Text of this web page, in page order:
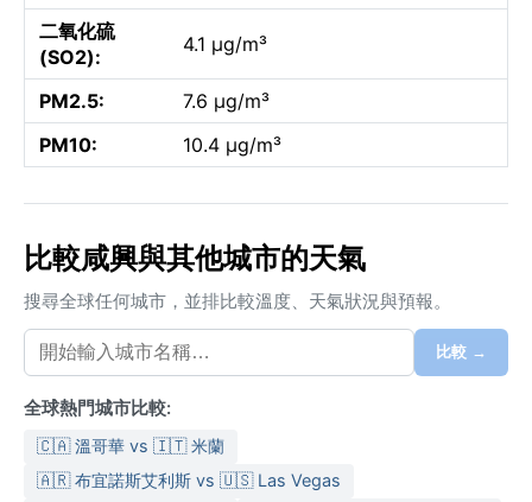
二氧化硫
(SO2):
4.1 µg/m³
PM2.5:
7.6 µg/m³
PM10:
10.4 µg/m³
比較咸興與其他城市的天氣
搜尋全球任何城市，並排比較溫度、天氣狀況與預報。
比較 →
全球熱門城市比較:
🇨🇦 溫哥華 vs 🇮🇹 米蘭
🇦🇷 布宜諾斯艾利斯 vs 🇺🇸 Las Vegas